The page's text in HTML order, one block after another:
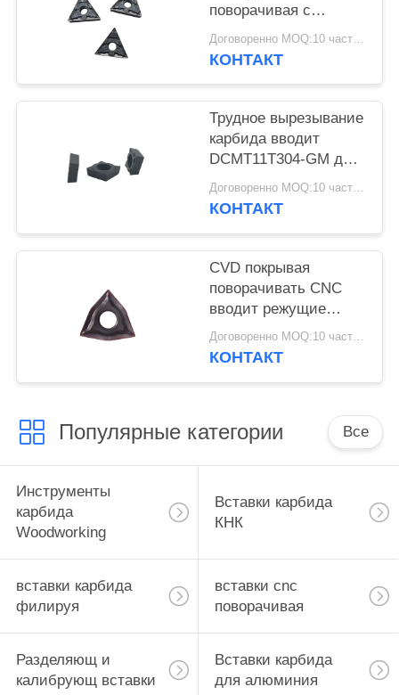
поворачивая с
коррозионностойким
Договоренно MOQ:10 часть/частей
КОНТАКТ
Трудное вырезывание
карбида вводит
DCMT11T304-GM для
подвергая
механической
Договоренно MOQ:10 часть/частей
КОНТАКТ
CVD покрывая
поворачивать CNC
вводит режущие
инструменты карбида
вольфрама
Договоренно MOQ:10 часть/частей
КОНТАКТ
Популярные категории Все
Инструменты
карбида
Woodworking
Вставки карбида
КНК
вставки карбида
филируя
вставки cnc
поворачивая
Разделяющ и
калибрующ вставки
Вставки карбида
для алюминия